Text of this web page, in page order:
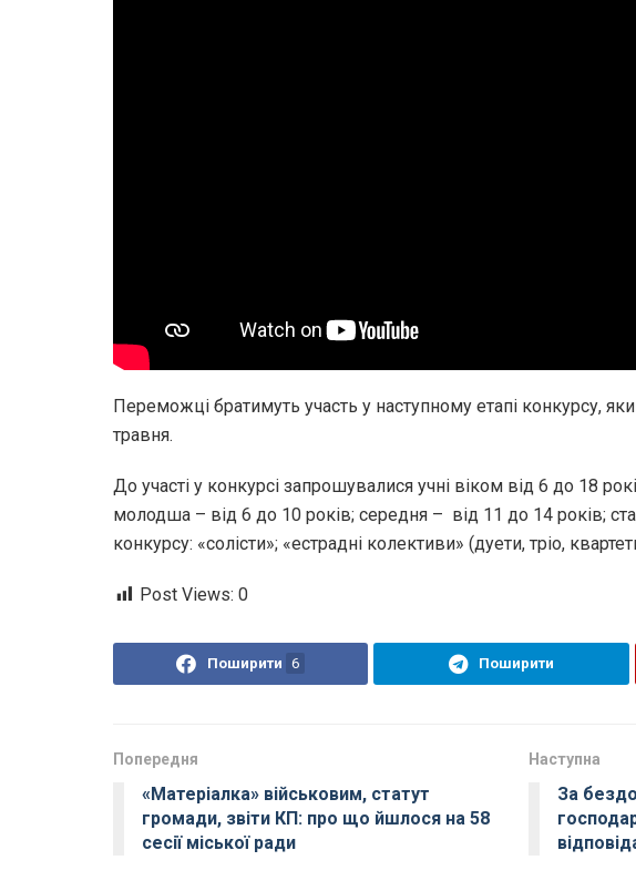
Переможці братимуть участь у наступному етапі конкурсу,
травня.
До участі у конкурсі запрошувалися учні віком від 6 до 18
молодша – від 6 до 10 років; середня – від 11 до 14 років;
конкурсу: «солісти»; «естрадні колективи» (дуети, тріо,
Post Views: 0
Поширити 6 Поширити
Попередня
«Матеріалка» військовим, статут
громади, звіти КП: про що йшлося на 58
сесії міської ради
Наступна
За